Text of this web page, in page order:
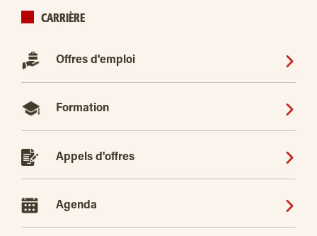
CARRIÈRE
Offres d'emploi
Formation
Appels d'offres
Agenda